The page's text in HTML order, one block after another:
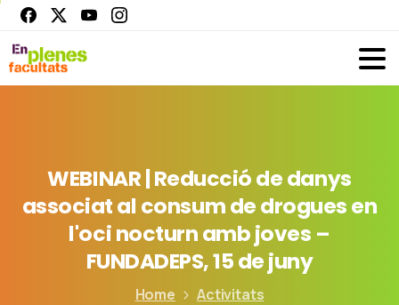
WEBINAR|Reducciódedanys
associatal consumdedroguesen
l'ocinocturnambjoves –
FUNDADEPS,15dejuny
Home
Activitats